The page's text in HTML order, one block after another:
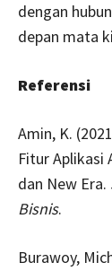
dengan
depan mata
Referensi
Amin, K.
Fitur Aplikasi
dan New Era.
Bisnis.
Burawoy,